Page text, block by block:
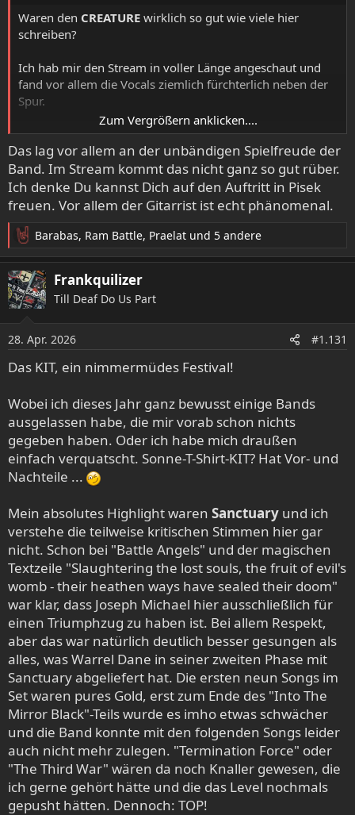
Waren den CREATURE wirklich so gut wie viele hier
schreiben?
Ich hab mir den Stream in voller Länge angeschaut und
fand vor allem die Vocals ziemlich fürchterlich neben der
Spur.
Mag die Band auf Platte ja eigentlich und werde sie
nächstes Jahr in Pisek dann auch live sehen, aber
Vorfreude hat der Auftritt bei mir nicht wirklich geweckt.
Zum Vergrößern anklicken....
Das lag vor allem an der unbändigen Spielfreude der
Band. Im Stream kommt das nicht ganz so gut rüber.
Ich denke Du kannst Dich auf den Auftritt in Pisek
freuen. Vor allem der Gitarrist ist echt phänomenal.
R
e
a
k
t
n
e
n
Barabas, Ram Battle, Praelat und 5 andere
Frankquilizer
Till Deaf Do Us Part
28. Apr. 2026 #1.131
Das KIT, ein nimmermüdes Festival!
Wobei ich dieses Jahr ganz bewusst einige Bands
ausgelassen habe, die mir vorab schon nichts
gegeben haben. Oder ich habe mich draußen
einfach verquatscht. Sonne-T-Shirt-KIT? Hat Vor- und
Nachteile ...
Mein absolutes Highlight waren Sanctuary und ich
verstehe die teilweise kritischen Stimmen hier gar
nicht. Schon bei "Battle Angels" und der magischen
Textzeile "Slaughtering the lost souls, the fruit of evil's
womb - their heathen ways have sealed their doom"
war klar, dass Joseph Michael hier ausschließlich für
einen Triumphzug zu haben ist. Bei allem Respekt,
aber das war natürlich deutlich besser gesungen als
alles, was Warrel Dane in seiner zweiten Phase mit
Sanctuary abgeliefert hat. Die ersten neun Songs im
Set waren pures Gold, erst zum Ende des "Into The
Mirror Black"-Teils wurde es imho etwas schwächer
und die Band konnte mit den folgenden Songs leider
auch nicht mehr zulegen. "Termination Force" oder
"The Third War" wären da noch Knaller gewesen, die
ich gerne gehört hätte und die das Level nochmals
gepusht hätten. Dennoch: TOP!